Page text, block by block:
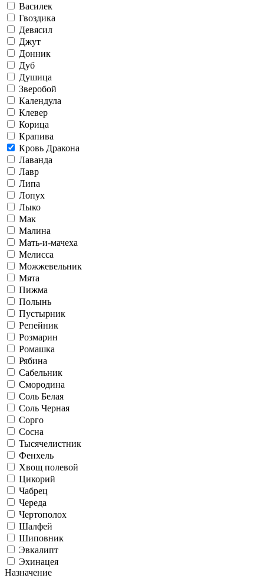
Василек
Гвоздика
Девясил
Джут
Донник
Дуб
Душица
Зверобой
Календула
Клевер
Корица
Крапива
Кровь Дракона
Лаванда
Лавр
Липа
Лопух
Лыко
Мак
Малина
Мать-и-мачеха
Мелисса
Можжевельник
Мята
Пижма
Полынь
Пустырник
Репейник
Розмарин
Ромашка
Рябина
Сабельник
Смородина
Соль Белая
Соль Черная
Сорго
Сосна
Тысячелистник
Фенхель
Хвощ полевой
Цикорий
Чабрец
Череда
Чертополох
Шалфей
Шиповник
Эвкалипт
Эхинацея
Назначение